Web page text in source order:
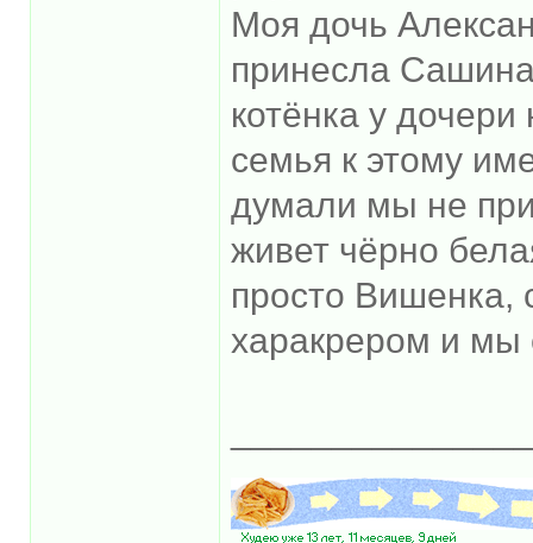
Моя дочь
принесла Сашина
котёнка у
семья к этому
думали мы не
живет чёрно
просто Вишенка,
харакрером и